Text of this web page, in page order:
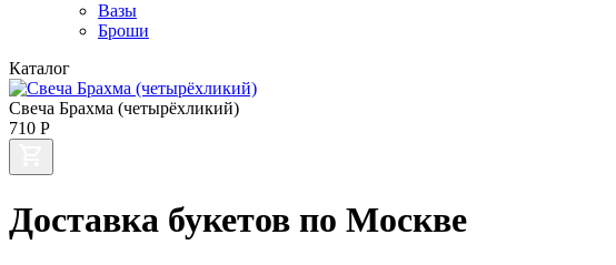
Вазы
Броши
Каталог
Свеча Брахма (четырёхликий)
710 Р
Доставка букетов по Москве